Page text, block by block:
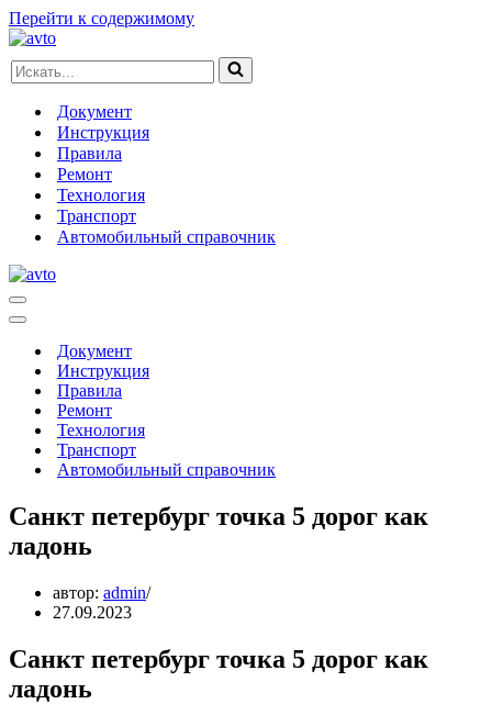
Перейти к содержимому
Искать...
Документ
Инструкция
Правила
Ремонт
Технология
Транспорт
Автомобильный справочник
Меню
навигации
Меню
навигацииДокумент
Инструкция
Правила
Ремонт
Технология
Транспорт
Автомобильный справочник
Санкт петербург точка 5 дорог как
ладонь
автор: admin
27.09.2023
Санкт петербург точка 5 дорог как
ладонь